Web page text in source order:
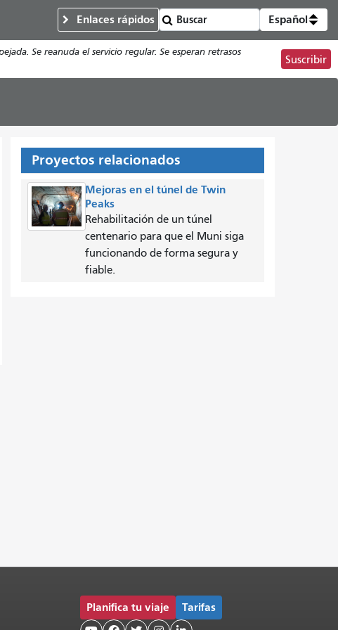
Enlaces rápidos Español
Se reanuda el servicio regular. Se esperan retrasos
Suscribir
Proyectos relacionados
Mejoras en el túnel de Twin
Peaks
Rehabilitación de un túnel
centenario para que el Muni siga
funcionando de forma segura y
fiable.
Planifica tu viaje Tarifas